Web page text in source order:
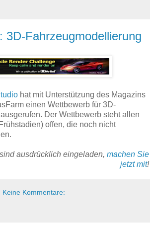
3D-Fahrzeugmodellierung
hat mit Unterstützung des Magazins
einen Wettbewerb für 3D-
Der Wettbewerb steht allen
offen, die noch nicht
ausdrücklich eingeladen, machen Sie
jetzt mit!
Keine Kommentare: